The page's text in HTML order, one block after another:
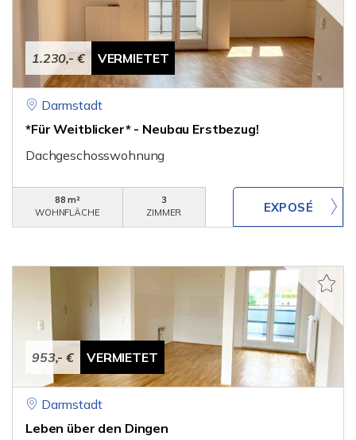
1.230,- € VERMIETET
Darmstadt
*Für Weitblicker* - Neubau Erstbezug!
Dachgeschosswohnung
88 m²
WOHNFLÄCHE
3
ZIMMER
953,- € VERMIETET
Darmstadt
Leben über den Dingen